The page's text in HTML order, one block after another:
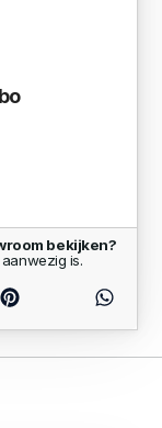
bekijken?
is.